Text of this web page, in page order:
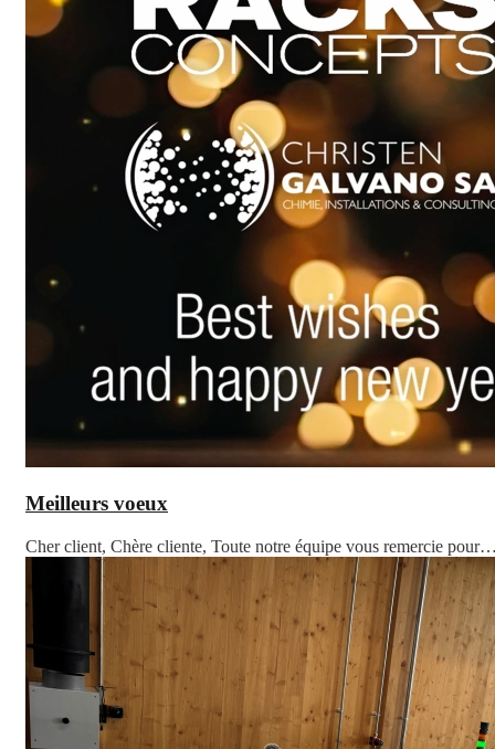
Meilleurs voeux
Cher client, Chère cliente, Toute notre équipe vous remercie